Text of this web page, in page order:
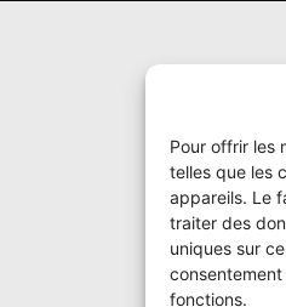
Pour offrir les
telles que les
appareils. Le
traiter des
uniques sur
fonctions.
T.